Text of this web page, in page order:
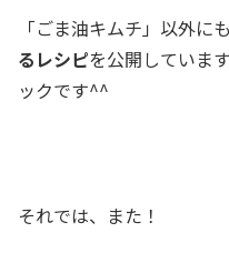
「ごま油キムチ」以外にも
るレシピを公開していま
ックです^^
それでは、また！